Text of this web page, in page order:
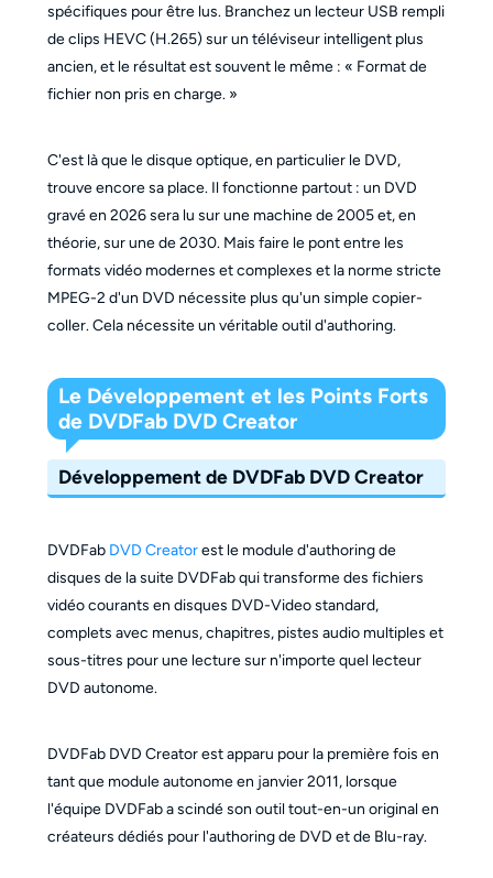
spécifiques pour être lus. Branchez un lecteur USB rempli
de clips HEVC (H.265) sur un téléviseur intelligent plus
ancien, et le résultat est souvent le même : « Format de
fichier non pris en charge. »
C'est là que le disque optique, en particulier le DVD,
trouve encore sa place. Il fonctionne partout : un DVD
gravé en 2026 sera lu sur une machine de 2005 et, en
théorie, sur une de 2030. Mais faire le pont entre les
formats vidéo modernes et complexes et la norme stricte
MPEG-2 d'un DVD nécessite plus qu'un simple copier-
coller. Cela nécessite un véritable outil d'authoring.
Le Développement et les Points Forts
de DVDFab DVD Creator
Développement de DVDFab DVD Creator
DVDFab DVD Creatorest le module d'authoring de
disques de la suite DVDFab qui transforme des fichiers
vidéo courants en disques DVD-Video standard,
complets avec menus, chapitres, pistes audio multiples et
sous-titres pour une lecture sur n'importe quel lecteur
DVD autonome.
DVDFab DVD Creator est apparu pour la première fois en
tant que module autonome en janvier 2011, lorsque
l'équipe DVDFab a scindé son outil tout-en-un original en
créateurs dédiés pour l'authoring de DVD et de Blu-ray.